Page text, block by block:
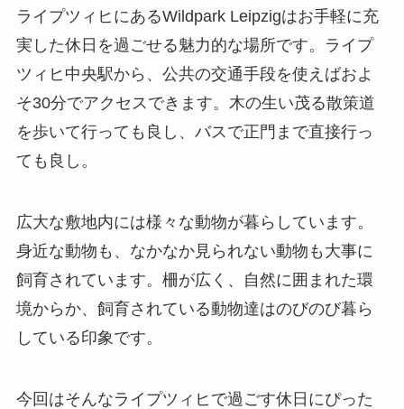
ライプツィヒにあるWildpark Leipzigはお手軽に充
実した休日を過ごせる魅力的な場所です。ライプ
ツィヒ中央駅から、公共の交通手段を使えばおよ
そ30分でアクセスできます。木の生い茂る散策道
を歩いて行っても良し、バスで正門まで直接行っ
ても良し。
広大な敷地内には様々な動物が暮らしています。
身近な動物も、なかなか見られない動物も大事に
飼育されています。柵が広く、自然に囲まれた環
境からか、飼育されている動物達はのびのび暮ら
している印象です。
今回はそんなライプツィヒで過ごす休日にぴった